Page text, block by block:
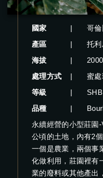
國家 |
哥
產區
|
托
海拔
|
處理方式
|
蜜處
等級
|
SHB
品種
|
永續經營的小型莊園
公頃的土地，內有2
一個是農業，兩個事
化做利用，莊園裡有
業的廢料或其他產出